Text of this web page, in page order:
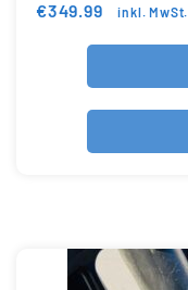
€349.99 inkl. MwSt.